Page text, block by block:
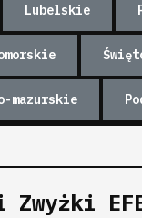
Lubelskie
mazurskie